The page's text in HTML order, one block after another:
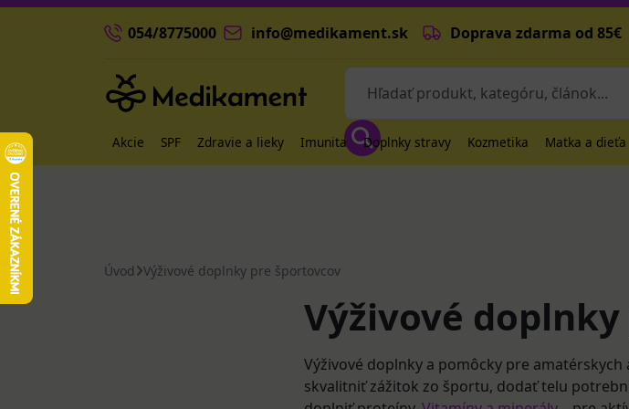
054/8775000 info@medikament.sk Doprava zdarma od 85€
Akcie SPF Zdravie a lieky Imunita Doplnky stravy Kozmetika Matka a dieťa
Úvod Výživové doplnky pre športovcov
Výživové
Výživové doplnky a pomôcky pre
skvalitniť zážitok zo športu, dodať telu